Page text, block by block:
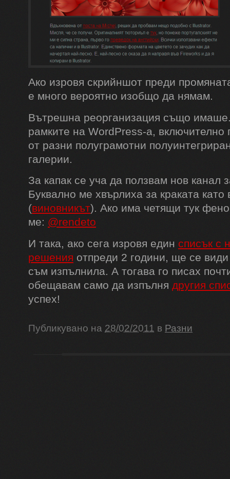
Ако изровя скрийншот преди
е много вероятно изобщо да нямам.
Вътрешна реорганизация също
рамките на WordPress-а, включително
от разни полуграмотни
галерии.
За капак се уча да ползвам нов канал
Буквално ме хвърлиха за краката като
(виновникът). Ако има четящи тук
ме: @rendeto
И така, ако сега изровя един списък с
решения отпреди 2 години, ще се види
съм изпълнила. А тогава го писах
обещавам само да изпълня другия
успех!
Публикувано на 28/02/2011 в Разни